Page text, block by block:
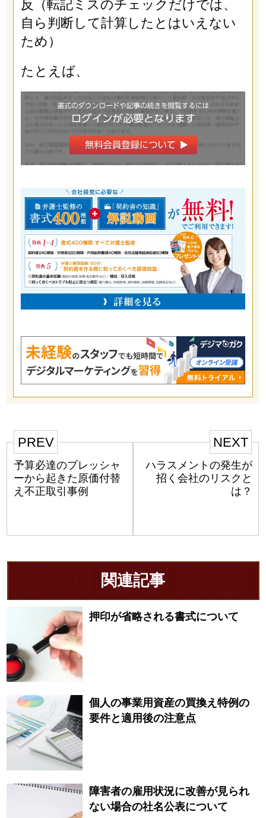
反（転記ミスのチェックだけでは、
自ら判断して計算したとはいえない
ため）
たとえば、
PREV
予算必達のプレッシャ
ーから起きた原価付替
え不正取引事例
NEXT
ハラスメントの発生が
招く会社のリスクと
は？
関連記事
押印が省略される書式について
個人の事業用資産の買換え特例の
要件と適用後の注意点
障害者の雇用状況に改善が見られ
ない場合の社名公表について